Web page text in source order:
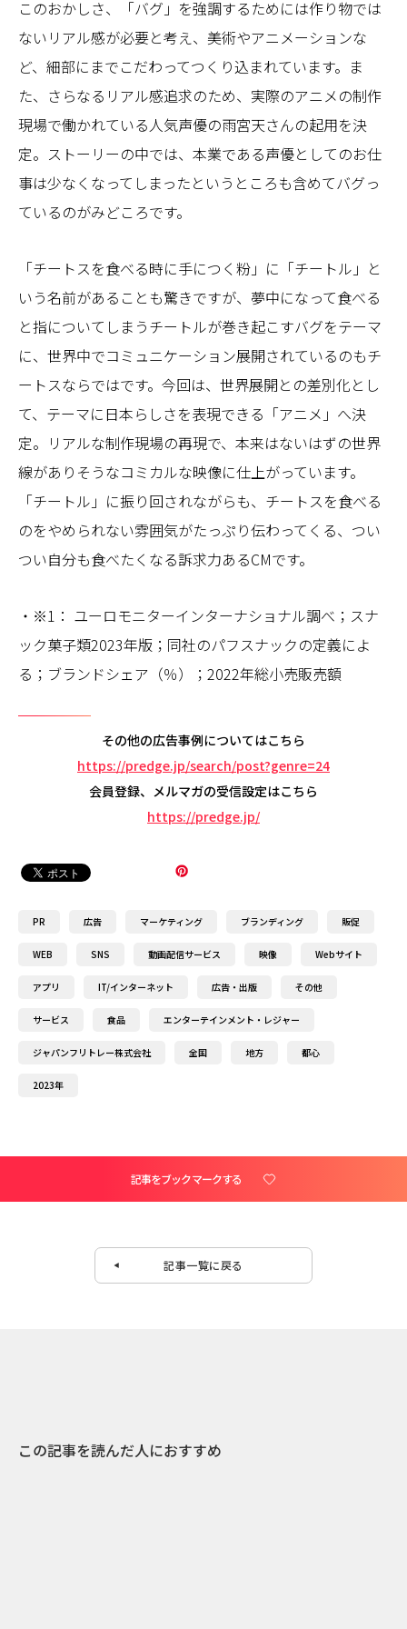
このおかしさ、「バグ」を強調するためには作り物では
ないリアル感が必要と考え、美術やアニメーションな
ど、細部にまでこだわってつくり込まれています。ま
た、さらなるリアル感追求のため、実際のアニメの制作
現場で働かれている人気声優の雨宮天さんの起用を決
定。ストーリーの中では、本業である声優としてのお仕
事は少なくなってしまったというところも含めてバグっ
ているのがみどころです。
「チートスを食べる時に手につく粉」に「チートル」と
いう名前があることも驚きですが、夢中になって食べる
と指についてしまうチートルが巻き起こすバグをテーマ
に、世界中でコミュニケーション展開されているのもチ
ートスならではです。今回は、世界展開との差別化とし
て、テーマに日本らしさを表現できる「アニメ」へ決
定。リアルな制作現場の再現で、本来はないはずの世界
線がありそうなコミカルな映像に仕上がっています。
「チートル」に振り回されながらも、チートスを食べる
のをやめられない雰囲気がたっぷり伝わってくる、つい
つい自分も食べたくなる訴求力あるCMです。
・※1： ユーロモニターインターナショナル調べ；スナ
ック菓子類2023年版；同社のパフスナックの定義によ
る；ブランドシェア（％）；2022年総小売販売額
その他の広告事例についてはこちら
https://predge.jp/search/post?genre=24
会員登録、メルマガの受信設定はこちら
https://predge.jp/
PR 広告 マーケティング ブランディング 販促
WEB SNS 動画配信サービス 映像 Webサイト
アプリ IT/インターネット 広告・出版 その他
サービス 食品 エンターテインメント・レジャー
ジャパンフリトレー株式会社 全国 地方 都心
2023年
記事をブックマークする
記事一覧に戻る
この記事を読んだ人におすすめ